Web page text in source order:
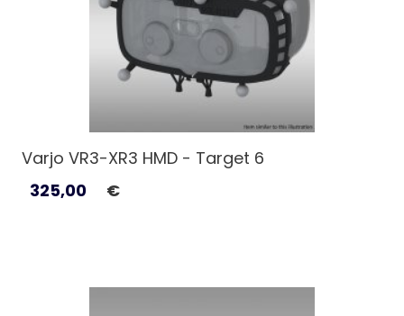
Varjo VR3-XR3 HMD - Target 6
325,00
€